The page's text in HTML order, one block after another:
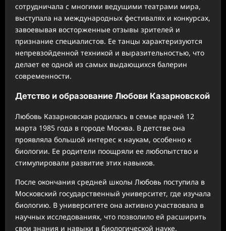
сотрудничала с многими ведущими театрами мира,
выступала на международных фестивалях и конкурсах,
завоевывая восторженные отзывы зрителей и
признание специалистов. Ее танцы характеризуются
непревзойденной техникой и выразительностью, что
делает ее одной из самых выдающихся балерин
современности.
Детство и образование Любови Казарновской
Любовь Казарновская родилась в семье врачей 12
марта 1985 года в городе Москва. В детстве она
проявляла большой интерес к наукам, особенно к
биологии. Ее родители поощряли ее любопытство и
стимулировали развитие этих навыков.
После окончания средней школы Любовь поступила в
Московский государственный университет, где изучала
биологию. В университете она активно участвовала в
научных исследованиях, что позволило ей расширить
свои знания и навыки в биологической науке.